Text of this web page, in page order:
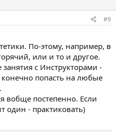
#9
По-этому, например, в
или и то и другое.
с Инструкторами -
конечно попасть на любые
вобще постепенно. Если
один - практиковать)